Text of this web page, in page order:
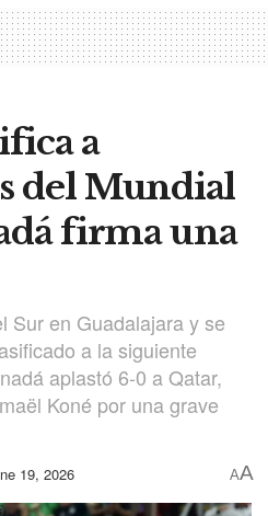
a
del Mundial
firma una
Sur en Guadalajara y se
a la siguiente
aplastó 6-0 a Qatar,
Koné por una grave
19, 2026 AA